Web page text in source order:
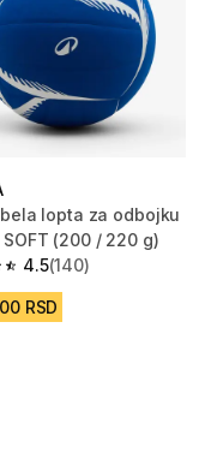
lopta za odbojku
SOFT (200 / 220 g)
4.5
5 zvezdica from 140
(140)
RSD